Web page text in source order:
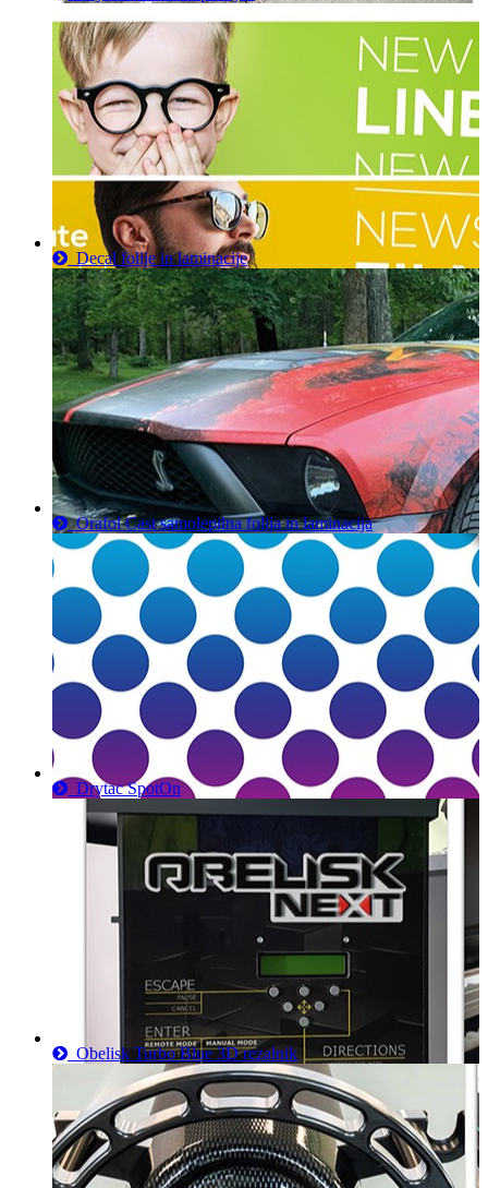
Decal folije in laminacije
Orafol Cast samolepilna folija in laminacija
Drytac SpotOn
Obelisk Turbo Blue 3D rezalnik